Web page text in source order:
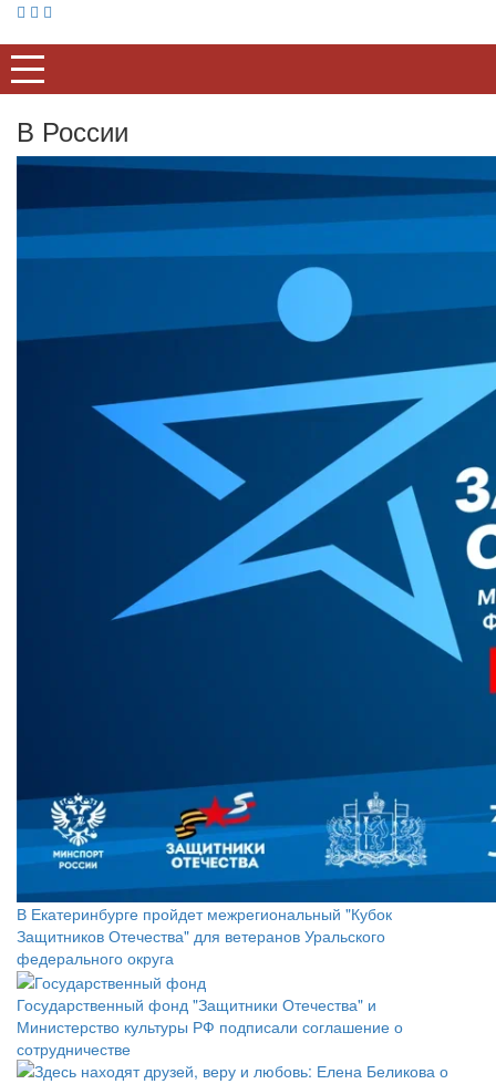
В России
В Екатеринбурге пройдет межрегиональный "Кубок
Защитников Отечества" для ветеранов Уральского
федерального округа
Государственный фонд "Защитники Отечества" и
Министерство культуры РФ подписали соглашение о
сотрудничестве